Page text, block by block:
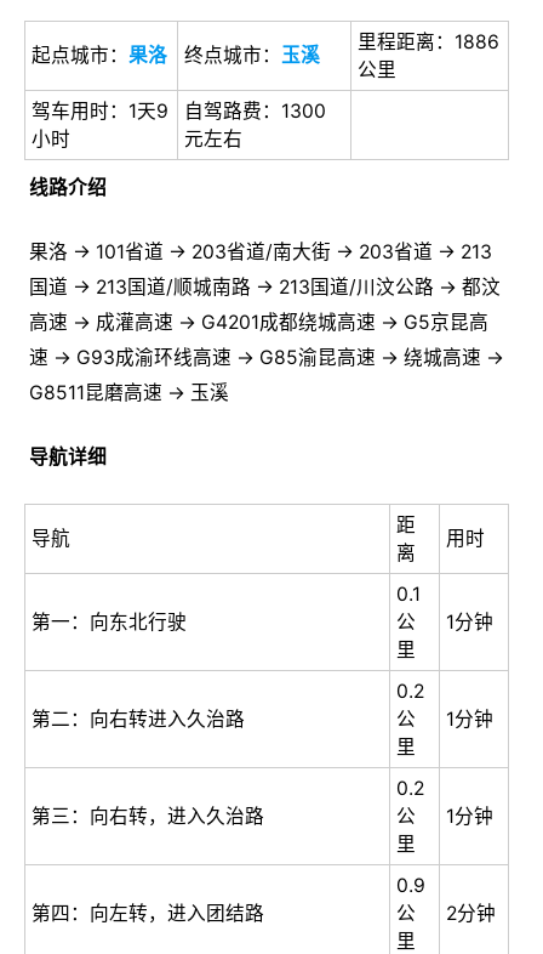
起点城市： 果洛 终点城市： 玉溪
里程距离：1886
公里
驾车用时：1天9
小时
自驾路费：1300
元左右
线路介绍
果洛 → 101省道 → 203省道/南大街 → 203省道 → 213
国道 → 213国道/顺城南路 → 213国道/川汶公路 → 都汶
高速 → 成灌高速 → G4201成都绕城高速 → G5京昆高
速 → G93成渝环线高速 → G85渝昆高速 → 绕城高速 →
G8511昆磨高速 → 玉溪
导航详细
导航
距
离
用时
第一：向东北行驶
0.1
公
里
1分钟
第二：向右转进入久治路
0.2
公
里
1分钟
第三：向右转，进入久治路
0.2
公
里
1分钟
第四：向左转，进入团结路
0.9
公
里
2分钟